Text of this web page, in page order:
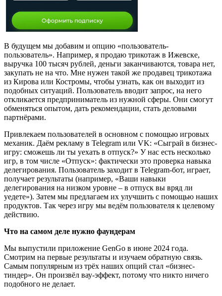
В будущем мы добавим и опцию «пользователь-
пользователь». Например, я продаю трикотаж в Ижевске,
выручка 100 тысяч рублей, деньги заканчиваются, товара нет,
закупать не на что. Мне нужен такой же продавец трикотажа
из Кирова или Костромы, чтобы узнать, как он выходит из
подобных ситуаций. Пользователь вводит запрос, на него
откликается предприниматель из нужной сферы. Они смогут
обменяться опытом, дать рекомендации, стать деловыми
партнёрами.
Привлекаем пользователей в основном с помощью игровых
механик. Даём рекламу в Telegram или VK: «Сыграй в бизнес-
игру: сможешь ли ты уехать в отпуск?» У нас есть несколько
игр, в том числе «Отпуск»: фактически это проверка навыка
делегирования. Пользователь заходит в Telegram-бот, играет,
получает результаты (например, «Ваши навыки
делегирования на низком уровне – в отпуск вы вряд ли
уедете»). Затем мы предлагаем их улучшить с помощью наших
продуктов. Так через игру мы ведём пользователя к целевому
действию.
Что на самом деле нужно фаундерам
Мы выпустили приложение GenGo в июне 2024 года.
Смотрим на первые результаты и изучаем обратную связь.
Самым популярным из трёх наших опций стал «бизнес-
тиндер». Он произвёл вау-эффект, потому что никто ничего
подобного не делает.